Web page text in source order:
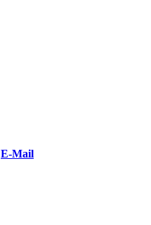
E-Mail